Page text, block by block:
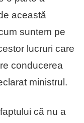
această
suntem pe
lucruri care
conducerea
ministrul.
că nu a